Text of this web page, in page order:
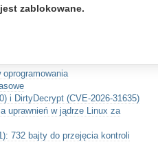
zablokowane.
i DirtyDecrypt (CVE-2026-31635)
uprawnień w jądrze Linux za
732 bajty do przejęcia kontroli